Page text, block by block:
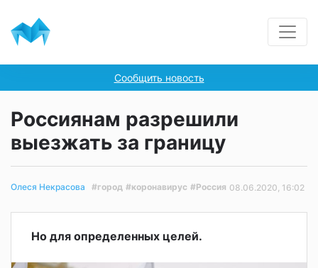
Сообщить новость
Россиянам разрешили
выезжать за границу
Олеся Некрасова #город #коронавирус #Россия 08.06.2020, 16:02
Но для определенных целей.